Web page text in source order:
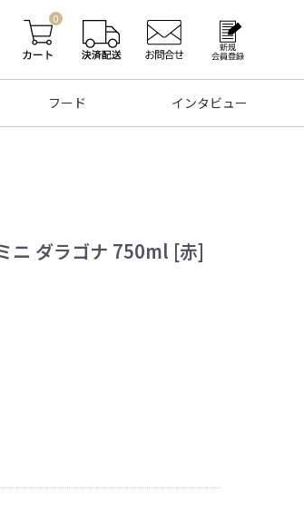
0
フード インタビュー
ニ ダラゴナ 750ml [赤]